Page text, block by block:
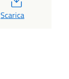
Scarica